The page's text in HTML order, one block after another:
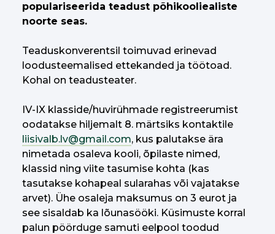
populariseerida teadust põhikooliealiste
noorte seas.
Teaduskonverentsil toimuvad erinevad
loodusteemalised ettekanded ja töötoad.
Kohal on teadusteater.
IV-IX klasside/huvirühmade registreerumist
oodatakse hiljemalt 8. märtsiks kontaktile
liisivalb.lv@gmail.com, kus palutakse ära
nimetada osaleva kooli, õpilaste nimed,
klassid ning viite tasumise kohta (kas
tasutakse kohapeal sularahas või vajatakse
arvet). Ühe osaleja maksumus on 3 eurot ja
see sisaldab ka lõunasööki. Küsimuste korral
palun pöörduge samuti eelpool toodud